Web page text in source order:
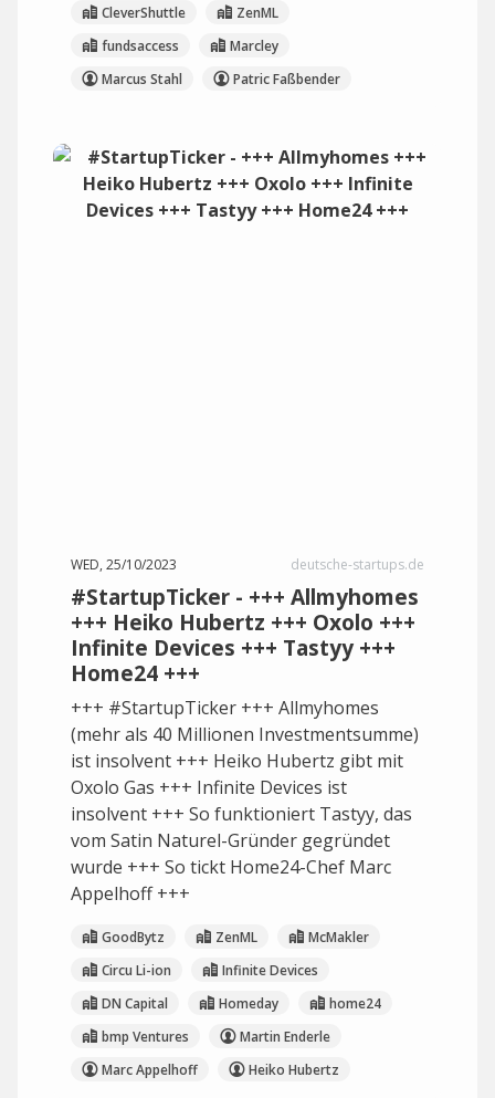
CleverShuttle
ZenML
fundsaccess
Marcley
Marcus Stahl
Patric Faßbender
WED, 25/10/2023 deutsche-startups.de
#StartupTicker - +++ Allmyhomes
+++ Heiko Hubertz +++ Oxolo +++
Infinite Devices +++ Tastyy +++
Home24 +++
+++ #StartupTicker +++ Allmyhomes
(mehr als 40 Millionen Investmentsumme)
ist insolvent +++ Heiko Hubertz gibt mit
Oxolo Gas +++ Infinite Devices ist
insolvent +++ So funktioniert Tastyy, das
vom Satin Naturel-Gründer gegründet
wurde +++ So tickt Home24-Chef Marc
Appelhoff +++
GoodBytz ZenML
McMakler
Circu Li-ion
Infinite Devices
DN Capital
Homeday
home24
bmp Ventures
Martin Enderle
Marc Appelhoff
Heiko Hubertz